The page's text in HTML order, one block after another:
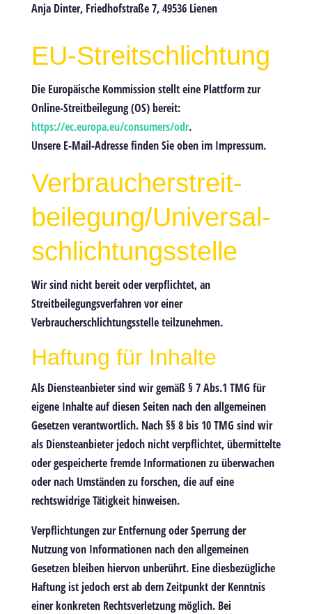
Anja Dinter, Friedhofstraße 7, 49536 Lienen
EU-Streitschlichtung
Die Europäische Kommission stellt eine Plattform zur
Online-Streitbeilegung (OS) bereit:
https://ec.europa.eu/consumers/odr.
Unsere E-Mail-Adresse finden Sie oben im Impressum.
Verbraucher­streit­
beilegung/Universal­
schlichtungs­stelle
Wir sind nicht bereit oder verpflichtet, an
Streitbeilegungsverfahren vor einer
Verbraucherschlichtungsstelle teilzunehmen.
Haftung für Inhalte
Als Diensteanbieter sind wir gemäß § 7 Abs.1 TMG für
eigene Inhalte auf diesen Seiten nach den allgemeinen
Gesetzen verantwortlich. Nach §§ 8 bis 10 TMG sind wir
als Diensteanbieter jedoch nicht verpflichtet, übermittelte
oder gespeicherte fremde Informationen zu überwachen
oder nach Umständen zu forschen, die auf eine
rechtswidrige Tätigkeit hinweisen.
Verpflichtungen zur Entfernung oder Sperrung der
Nutzung von Informationen nach den allgemeinen
Gesetzen bleiben hiervon unberührt. Eine diesbezügliche
Haftung ist jedoch erst ab dem Zeitpunkt der Kenntnis
einer konkreten Rechtsverletzung möglich. Bei